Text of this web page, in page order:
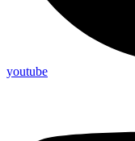
youtube